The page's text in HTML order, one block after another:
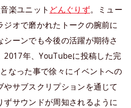
楽ユニット どんぐりず。ミュー
ジオで磨かれたトークの腕前に
シーンでも今後の活躍が期待さ
2017年、YouTubeに投稿した完
なった事で徐々にイベントへの
サブスクリプションを通じて
サウンドが周知されるように